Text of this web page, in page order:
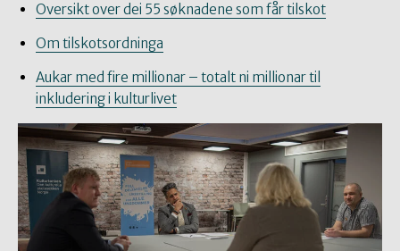
Oversikt over dei 55 søknadene som får tilskot
Om tilskotsordninga
Aukar med fire millionar – totalt ni millionar til
inkludering i kulturlivet